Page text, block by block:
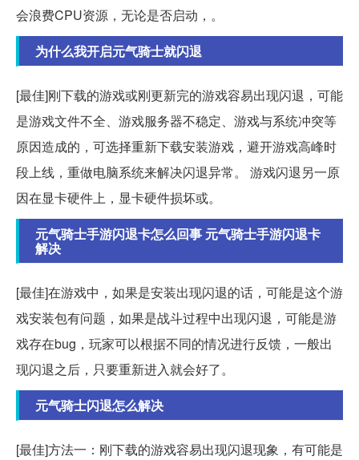
会浪费CPU资源，无论是否启动，。
为什么我开启元气骑士就闪退
[最佳]刚下载的游戏或刚更新完的游戏容易出现闪退，可能
是游戏文件不全、游戏服务器不稳定、游戏与系统冲突等
原因造成的，可选择重新下载安装游戏，避开游戏高峰时
段上线，重做电脑系统来解决闪退异常。 游戏闪退另一原
因在显卡硬件上，显卡硬件损坏或。
元气骑士手游闪退卡怎么回事 元气骑士手游闪退卡
解决
[最佳]在游戏中，如果是安装出现闪退的话，可能是这个游
戏安装包有问题，如果是战斗过程中出现闪退，可能是游
戏存在bug，玩家可以根据不同的情况进行反馈，一般出
现闪退之后，只要重新进入就会好了。
元气骑士闪退怎么解决
[最佳]方法一：刚下载的游戏容易出现闪退现象，有可能是